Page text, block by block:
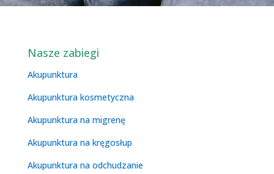
Nasze zabiegi
Akupunktura
Akupunktura kosmetyczna
Akupunktura na migrenę
Akupunktura na kręgosłup
Akupunktura na odchudzanie